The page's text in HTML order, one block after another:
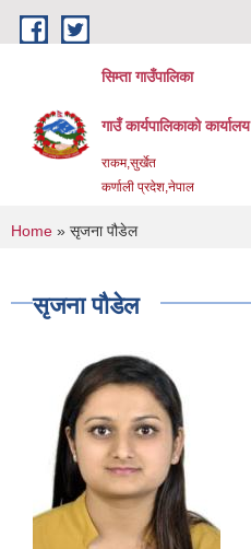
Skip to main content
सिम्ता गाउँपालिका
गाउँ कार्यपालिकाको कार्यालय
राकम,सुर्खेत
कर्णाली प्रदेश,नेपाल
You are here
Home » सृजना पौडेल
सृजना पौडेल